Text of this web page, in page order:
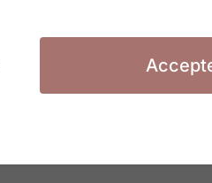
waarbij de vraag
het net nieuwe
op deze nieuwe
door te lichten
op gang over
tussen